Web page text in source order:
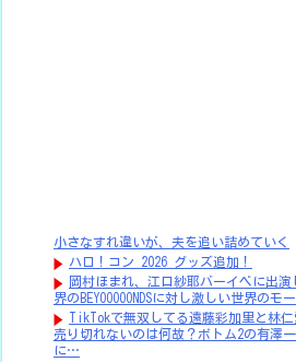
小さなすれ違いが、夫を追い詰めていく
ハロ！コン 2026 グッズ追加！
岡村ほまれ、江口紗耶バーイベに出
界のBEYOOOOONDSに対し激しい世界のモ
TikTokで無双してる遠藤彩加里と林
売り切れないのは何故？ボトム2の有澤
に…